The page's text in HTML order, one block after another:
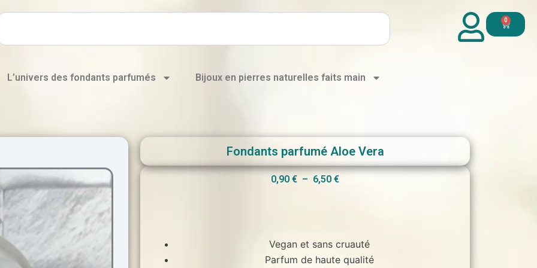
0
Panier
L’univers des fondants parfumés Bijoux en pierres naturelles faits main
Fondants parfumé Aloe Vera
0,90 € – 6,50 €Plage
à
6,50 €
Vegan et sans cruauté
Parfum de haute qualité